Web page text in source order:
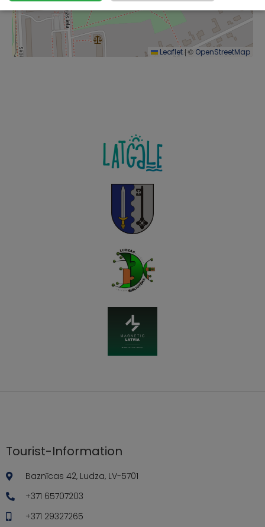
Leaflet | © OpenStreetMap
Tourist-Information
Baznīcas 42, Ludza, LV-5701
+371 65707203
+371 29327265